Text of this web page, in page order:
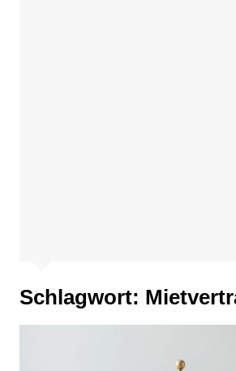
Schlagwort: